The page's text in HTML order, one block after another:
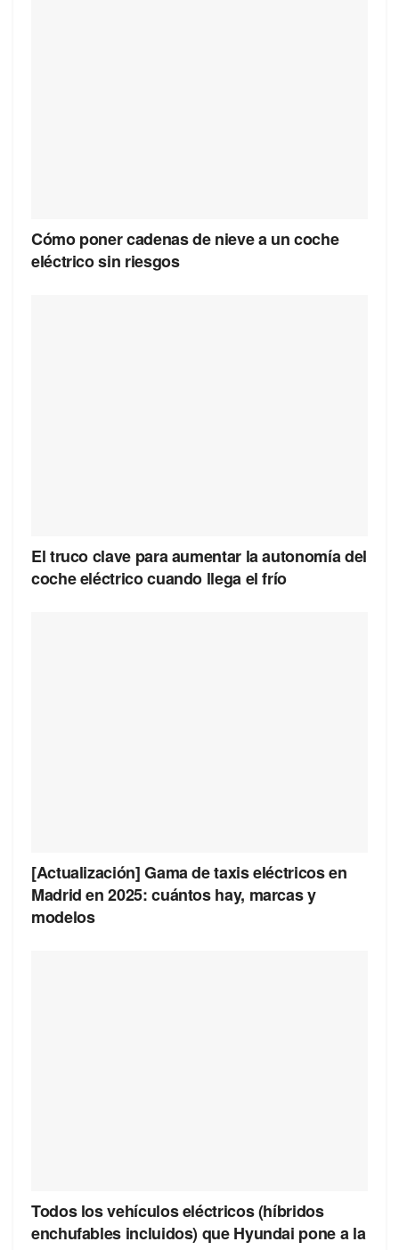
Cómo poner cadenas de nieve a un coche
eléctrico sin riesgos
El truco clave para aumentar la autonomía del
coche eléctrico cuando llega el frío
[Actualización] Gama de taxis eléctricos en
Madrid en 2025: cuántos hay, marcas y
modelos
Todos los vehículos eléctricos (híbridos
enchufables incluidos) que Hyundai pone a la